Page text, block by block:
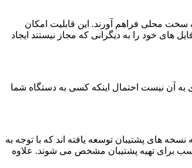
سخت محلی فراهم آورند. این قابلیت امکان
های خود را به دیگرانی که مجاز نیستند ایجاد
به آن نیست احتمال اینکه کسی به دستگاه شما
های پشتیبان توسعه یافته اند که با توجه به
برای تهیه پشتیبان مشخص می شوند. علاوه